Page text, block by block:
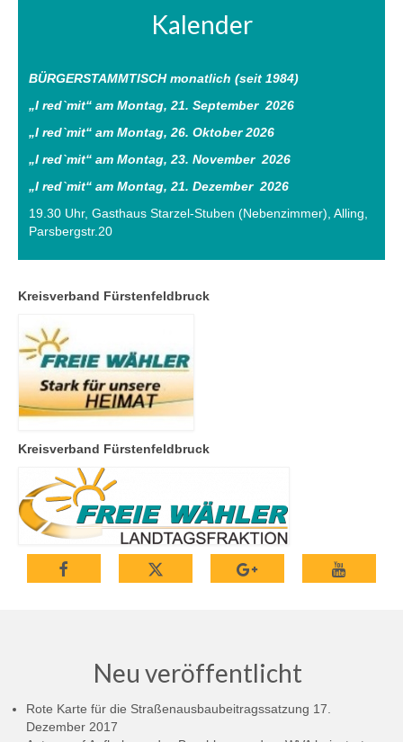
Kalender
BÜRGERSTAMMTISCH monatlich (seit 1984)
„I red`mit“ amMontag, 21. September 2026
„I red`mit“ amMontag, 26. Oktober 2026
„I red`mit“ amMontag, 23. November 2026
„I red`mit“ amMontag, 21. Dezember 2026
19.30 Uhr, Gasthaus Starzel-Stuben (Nebenzimmer), Alling,
Parsbergstr.20
Kreisverband Fürstenfeldbruck
Kreisverband Fürstenfeldbruck
Neu veröffentlicht
Rote Karte für die Straßenausbaubeitragssatzung 17.
Dezember 2017